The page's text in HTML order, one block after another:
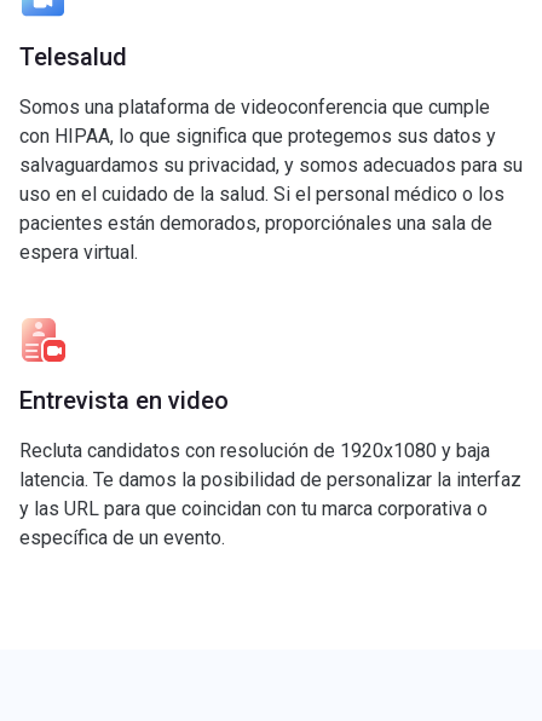
Telesalud
Somos una plataforma de videoconferencia que cumple
con HIPAA, lo que significa que protegemos sus datos y
salvaguardamos su privacidad, y somos adecuados para su
uso en el cuidado de la salud. Si el personal médico o los
pacientes están demorados, proporciónales una sala de
espera virtual.
Entrevista en video
Recluta candidatos con resolución de 1920x1080 y baja
latencia. Te damos la posibilidad de personalizar la interfaz
y las URL para que coincidan con tu marca corporativa o
específica de un evento.